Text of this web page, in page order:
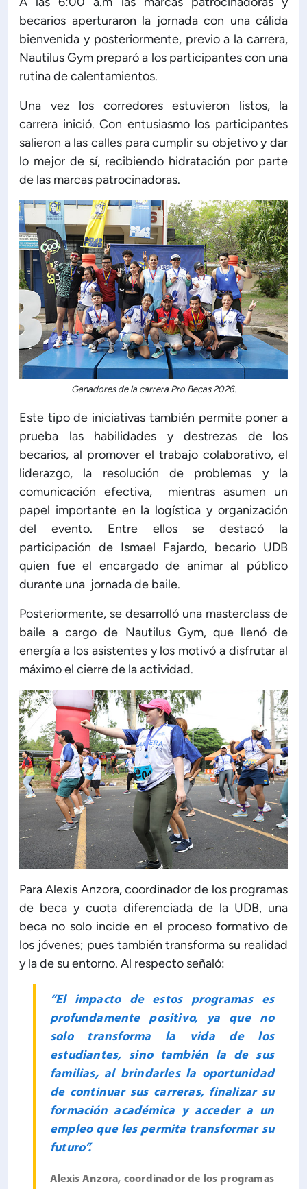
becarios aperturaron la jornada con una cálida
bienvenida y posteriormente, previo a la carrera,
Nautilus Gym preparó a los participantes con una
rutina de calentamientos.
Una vez los corredores estuvieron listos, la
carrera inició. Con entusiasmo los participantes
salieron a las calles para cumplir su objetivo y dar
lo mejor de sí, recibiendo hidratación por parte
de las marcas patrocinadoras.
Ganadores de la carrera Pro Becas 2026.
Este tipo de iniciativas también permite poner a
prueba las habilidades y destrezas de los
becarios, al promover el trabajo colaborativo, el
liderazgo, la resolución de problemas y la
comunicación efectiva, mientras asumen un
papel importante en la logística y organización
del evento. Entre ellos se destacó la
participación de Ismael Fajardo, becario UDB
quien fue el encargado de animar al público
durante una jornada de baile.
Posteriormente, se desarrolló una masterclass de
baile a cargo de Nautilus Gym, que llenó de
energía a los asistentes y los motivó a disfrutar al
máximo el cierre de la actividad.
Para Alexis Anzora, coordinador de los programas
de beca y cuota diferenciada de la UDB, una
beca no solo incide en el proceso formativo de
los jóvenes; pues también transforma su realidad
y la de su entorno. Al respecto señaló:
“El impacto de estos programas es
profundamente positivo, ya que no
solo transforma la vida de los
estudiantes, sino también la de sus
familias, al brindarles la oportunidad
de continuar sus carreras, finalizar su
formación académica y acceder a un
empleo que les permita transformar su
futuro”.
Alexis Anzora, coordinador de los programas